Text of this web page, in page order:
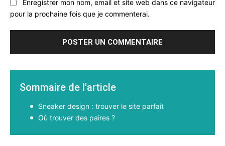
Enregistrer mon nom, email et site web dans ce navigateur
pour la prochaine fois que je commenterai.
Sommaire de l'article
Sneaker design : trouver le site parfait
Où trouver des paires ?